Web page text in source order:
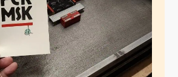
November 11, 2024